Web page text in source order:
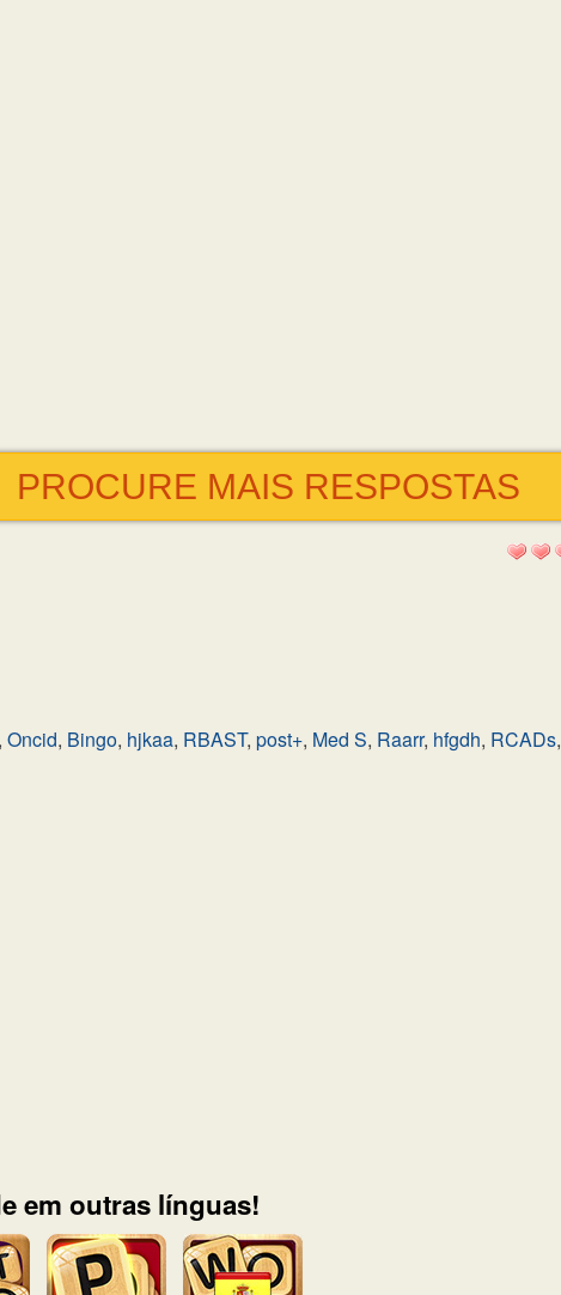
PROCURE MAIS RESPOSTAS
, Oncid, Bingo, hjkaa, RBAST, post+, Med S, Raarr, hfgdh, RCADs,
em outras línguas!